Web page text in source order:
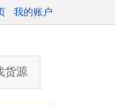
我的账户
货源